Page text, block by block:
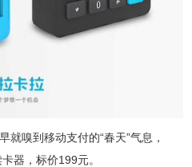
就嗅到移动支付的“春天”气息，
器，标价199元。